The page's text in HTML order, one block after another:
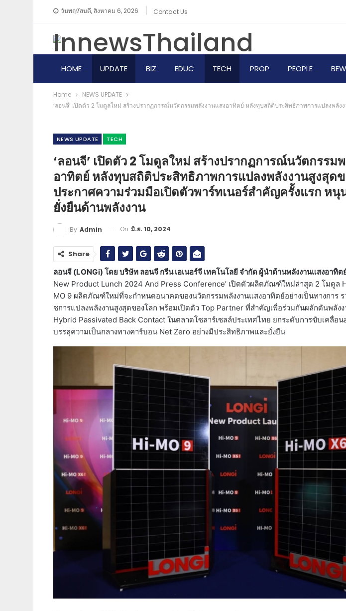
วันพฤหัสบดี, สิงหาคม 6, 2026 Contact Us
HOME UPDATE BIZ EDUC TECH PROP PEOPLE
ABOUT US
Home
NEWS​ UPDATE
‘ลอนจี’ เปิดตัว 2 โมดูลใหม่ สร้างปรากฏการณ์นวัตกรรมพลังงานแสงอาทิตย์ หลังทุบสถิติประสิทธิภาพการแปลงพ
NEWS​ UPDATE TECH
‘ลอนจี’ เปิดตัว 2 โมดูลใหม่ สร้างปรากฏการณ์นวัตกรรม
อาทิตย์ หลังทุบสถิติประสิทธิภาพการแปลงพลังงานสูงสุด
ประกาศความร่วมมือเปิดตัวพาร์ทเนอร์สำคัญครั้งแรก หนุ
ยั่งยืนด้านพลังงาน
By Admin On มิ.ย. 10, 2024
Share
ลอนจี (LONGi) โดย บริษัท ลอนจี กรีน เอเนอร์จี เทคโนโลยี จำกัด ผู้นำด้านพลังงานแสงอาทิ
New Product Lunch 2024 And Press Conference’ เปิดตัวผลิตภัณฑ์ใหม่ล่าสุด 2 โมดูล
MO 9 ผลิตภัณฑ์ใหม่ที่จะกำหนดอนาคตของนวัตกรรมพลังงานแสงอาทิตย์อย่างเป็นทางการ
ชการแปลงพลังงานสูงสุดของโลก พร้อมเปิดตัว Top Partner ที่สำคัญเพื่อร่วมกันผลักดันพลัง
Hybrid Passivated Back Contact ในตลาดโซลาร์เซลล์ประเทศไทย ยกระดับการขับเคลื่อน
บรรลุความเป็นกลางทางคาร์บอน Net Zero อย่างมีประสิทธิภาพและยั่งยืน